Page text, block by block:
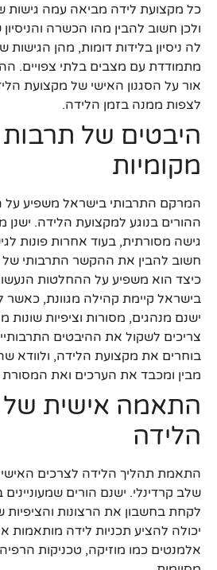
כל מקצועת לידה מביאה עמה גישות
ולכן חשוב להבין מהו הכשרה
לה ניסיון בלידות דומות, מהן הגישות
מתמודדת עם מצבים בלתי צפויים.
אור על הסגנון האישי של מקצועת
לצפות ממנה בזמן הלידה.
היבטים של
מקומיות
המרקם התרבותי בישראל משפיע על
ההורים בנוגע למקצועת הלידה.
גישה מסורתית, בעוד אחרות פונות
חשוב להבין את ההקשר התרבותי של
כיצד הוא משפיע על ההחלטות
בישראל קיימת קהילה מגוונת, כאשר
ישנם מנהגים, מסורות וציפיות שונות
צריכים לשקול את ההיבטים
בוחרים את מקצועת הלידה, ולוודא
מבין ומכבד את הערכים ואת
התאמה אישית של
הלידה
התאמת תהליך הלידה לצרכים
שלב קרדינלי. ישנם הורים שמעוניינים
לקחת בחשבון את הרצונות
יכולה להציע תכניות לידה מותאמות
אלמנטים כמו מוזיקה, טכניקות